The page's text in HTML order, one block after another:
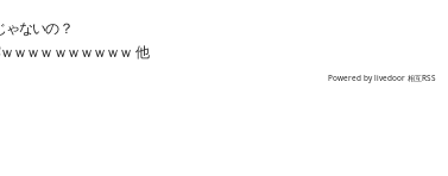
ゃないの？
ｗｗｗｗｗｗｗｗｗ 他
Powered by livedoor 相互RSS